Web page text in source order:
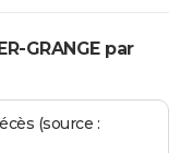
GRANGE par
(source :